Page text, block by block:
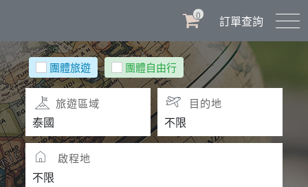
0 訂單查詢
團體旅遊 團體自由行
旅遊區域 目的地
啟程地